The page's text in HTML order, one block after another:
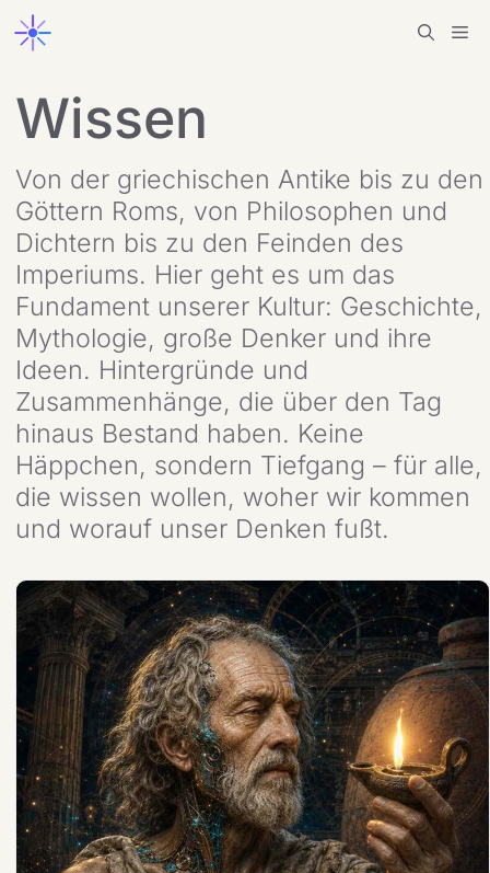
Zum
Inhalt
Wissen
Von der griechischen Antike bis zu den
Göttern Roms, von Philosophen und
Dichtern bis zu den Feinden des
Imperiums. Hier geht es um das
Fundament unserer Kultur: Geschichte,
Mythologie, große Denker und ihre
Ideen. Hintergründe und
Zusammenhänge, die über den Tag
hinaus Bestand haben. Keine
Häppchen, sondern Tiefgang – für alle,
die wissen wollen, woher wir kommen
und worauf unser Denken fußt.